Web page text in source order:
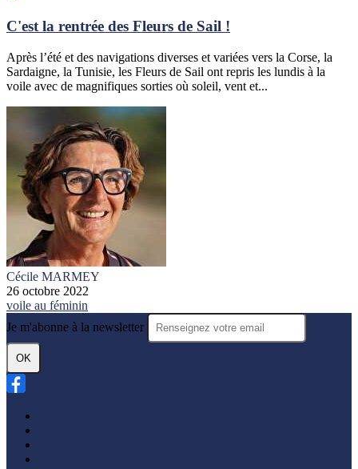
C'est la rentrée des Fleurs de Sail !
Après l’été et des navigations diverses et variées vers la Corse, la
Sardaigne, la Tunisie, les Fleurs de Sail ont repris les lundis à la
voile avec de magnifiques sorties où soleil, vent et...
Cécile MARMEY
26 octobre 2022
voile au féminin
Je m'abonne à la newsletter
OK